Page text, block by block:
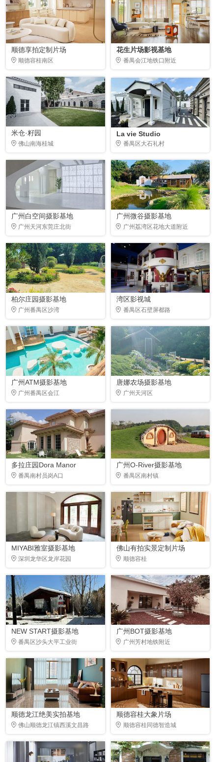
顺德享拍定制片场
顺德容桂南区
花生片场影视基地
番禺会江地铁口附近
米仓·籽园
佛山南海桂城
La vie Studio
番禺区大石礼村
广州白空间摄影基地
广州天河东莞庄北街
广州微谷摄影基地
广州荔湾区花地大道附近
柏尔庄园摄影基地
广州番禺区沙湾
湾区影视城
番禺区石壁屏都路
广州ATM摄影基地
广州番禺区会江
唐娜农场摄影基地
广州天河区
多拉庄园Dora Manor
番禺南村员岗A口
广州O-River摄影基地
番禺区南村镇
MIYABI雅室摄影基地
深圳龙华区龙岸花园
佛山有拍实景定制片场
顺德容桂
NEW START摄影基地
番禺区沙头大平工业街
广州BOT摄影基地
广州芳村地铁附近
顺德龙江绝美实拍基地
佛山顺德龙江镇西溪文昌路
顺德容桂大象片场
顺德容桂同德智造城